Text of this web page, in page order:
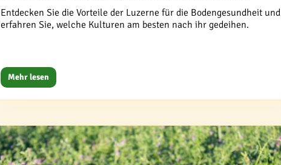
Entdecken Sie die Vorteile der Luzerne für die Bodengesundheit und
erfahren Sie, welche Kulturen am besten nach ihr gedeihen.
Mehr lesen